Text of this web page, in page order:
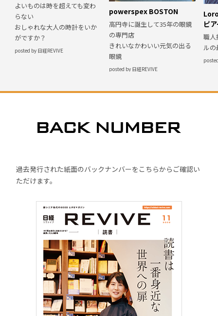
よいものは時を超えても変わ
らない
おしゃれな大人の時計をいか
がですか？
posted by 日経REVIVE
powerspex BOSTON
高円寺に誕生して35年の眼鏡
の専門店
きれいなかわいい元気の出る
眼鏡
posted by 日経REVIVE
ピ
職人
ルの
過去発行された紙面のバックナンバーをこちらからご確認い
ただけます。